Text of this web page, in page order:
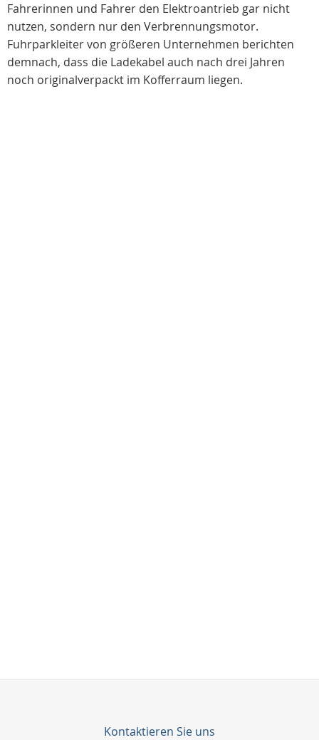
Fahrerinnen und Fahrer den Elektroantrieb gar nicht
nutzen, sondern nur den Verbrennungsmotor.
Fuhrparkleiter von größeren Unternehmen berichten
demnach, dass die Ladekabel auch nach drei Jahren
noch originalverpackt im Kofferraum liegen.
Kontaktieren Sie uns